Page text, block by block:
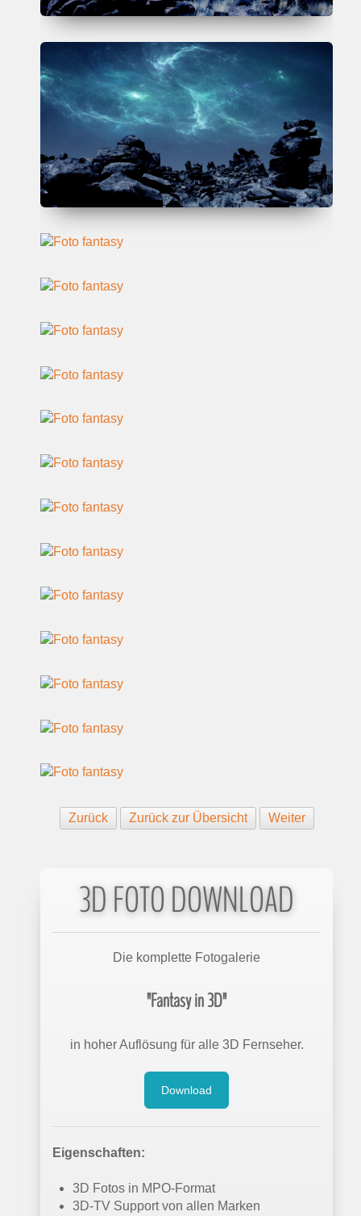
Zurück Zurück zur Übersicht Weiter
3D FOTO DOWNLOAD
Die komplette Fotogalerie
"Fantasy in 3D"
in hoher Auflösung für alle 3D Fernseher.
Download
Eigenschaften:
3D Fotos in MPO-Format
3D-TV Support von allen Marken